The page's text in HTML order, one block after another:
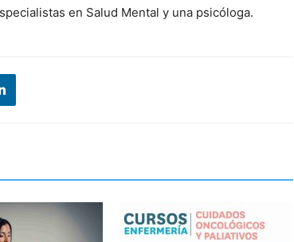
en Salud Mental y una psicóloga.